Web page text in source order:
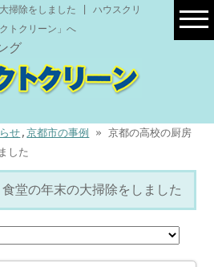
掃除をしました | ハウスクリ
トクリーン」へ
グ
せ ,京都市の事例
» 京都の高校の厨房
した
堂の年末の大掃除をしました